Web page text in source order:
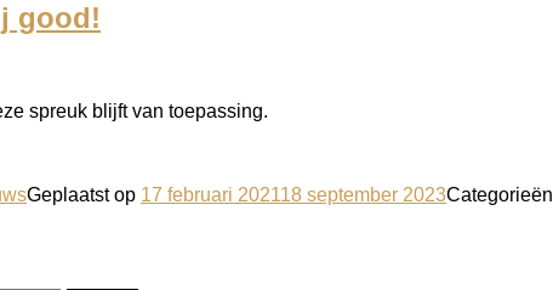
good!
spreuk blijft van toepassing.
Geplaatst op 17 februari 202118 september 2023Categorieën